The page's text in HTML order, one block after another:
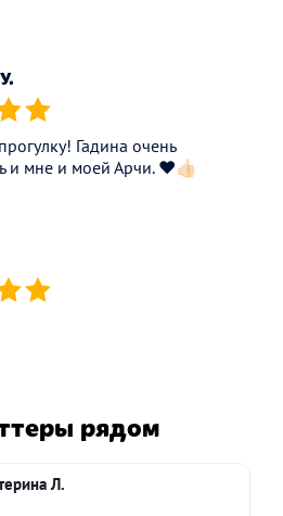
(*)
Гадина очень
и мне и моей Арчи. ❤️👍🏻
(*)
рядом
Л.